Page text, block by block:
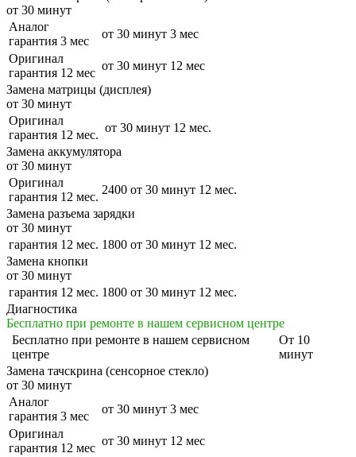
от 30 минут
Аналог
гарантия 3 мес
от 30 минут 3 мес
Оригинал
гарантия 12 мес
от 30 минут 12 мес
Замена матрицы (дисплея)
от 30 минут
Оригинал
гарантия 12 мес.
от 30 минут 12 мес.
Замена аккумулятора
от 30 минут
Оригинал
гарантия 12 мес.
2400 от 30 минут 12 мес.
Замена разъема зарядки
от 30 минут
гарантия 12 мес. 1800 от 30 минут 12 мес.
Замена кнопки
от 30 минут
гарантия 12 мес. 1800 от 30 минут 12 мес.
Диагностика
Бесплатно при ремонте в нашем сервисном центре
Бесплатно при ремонте в нашем сервисном
центре
От 10
минут
Замена тачскрина (сенсорное стекло)
от 30 минут
Аналог
гарантия 3 мес
от 30 минут 3 мес
Оригинал
гарантия 12 мес
от 30 минут 12 мес